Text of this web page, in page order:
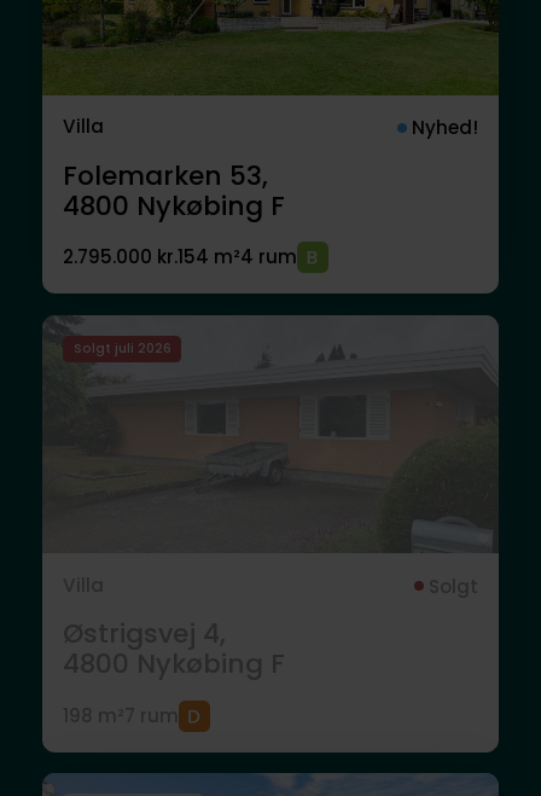
Villa Nyhed!
Folemarken 53,
4800 Nykøbing F
2.795.000 kr.154 m²4 rum
Solgt juli 2026